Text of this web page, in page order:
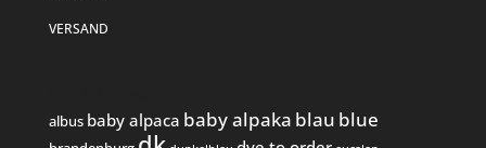
VERSAND
albus baby alpaca baby alpaka blau blue